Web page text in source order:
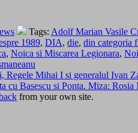
Tags: Adolf Marian Vasile
1989, DIA, die, din categoria
, Noica si Miscarea Legionara,
Regele Mihai I si generalul
cu Basescu si Ponta. Miza:
from your own site.